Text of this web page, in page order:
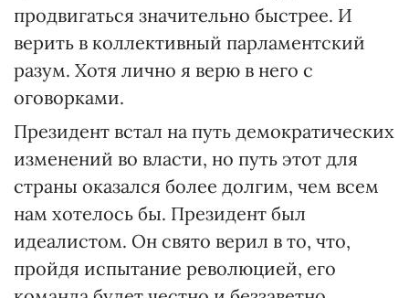
продвигаться значительно быстрее. И
верить в коллективный парламентский
разум. Хотя лично я верю в него с
оговорками.
Президент встал на путь демократических
изменений во власти, но путь этот для
страны оказался более долгим, чем всем
нам хотелось бы. Президент был
идеалистом. Он свято верил в то, что,
пройдя испытание революцией, его